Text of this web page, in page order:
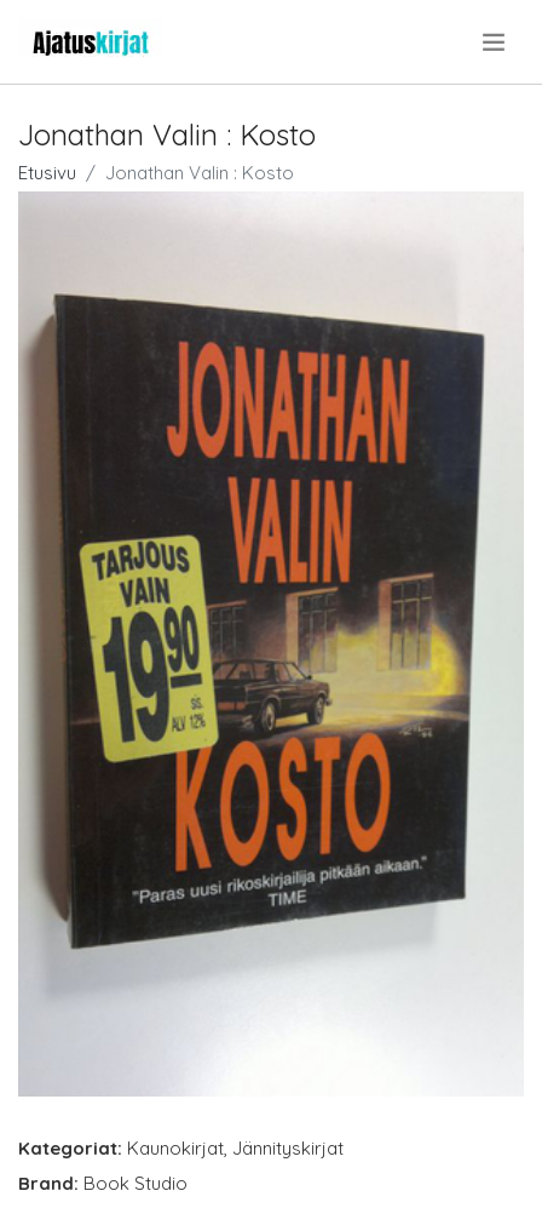
Jonathan Valin : Kosto
Etusivu Jonathan Valin : Kosto
Kategoriat: Kaunokirjat, Jännityskirjat
Brand: Book Studio